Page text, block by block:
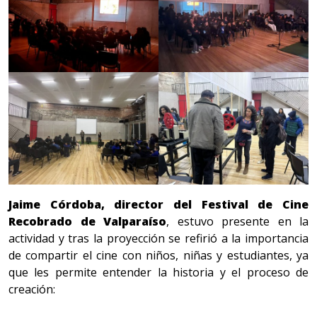
Jaime Córdoba, director del Festival de Cine
Recobrado de Valparaíso, estuvo presente en la
actividad y tras la proyección se refirió a la importancia
de compartir el cine con niños, niñas y estudiantes, ya
que les permite entender la historia y el proceso de
creación: